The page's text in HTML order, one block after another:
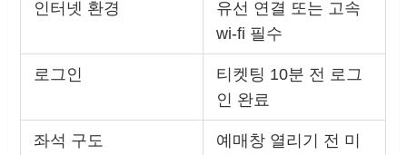
인터넷 환경
유선 연결 또는 고속
wi-fi 필수
로그인
티켓팅 10분 전 로그
인 완료
좌석 구도
예매창 열리기 전 미